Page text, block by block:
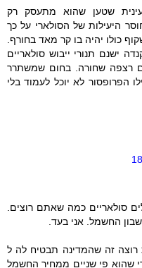
שטען שהוא מתעסק רק
היעילות של הסולארי על כך
כולו יהיה בו קר מאד בחורף.
ישנם תנורי ייבוש סולאריים
רצפה שחורה. בחום שמשתרר
מעלות אפילו הפרופסור לא יוכל לעמוד בלי
סולאריים כמה שאתם רוצים.
החשמל. אני בעד.
רוצה זה שהמדינה תבטיח לה ל
שהוא פי שניים ממחיר החשמל